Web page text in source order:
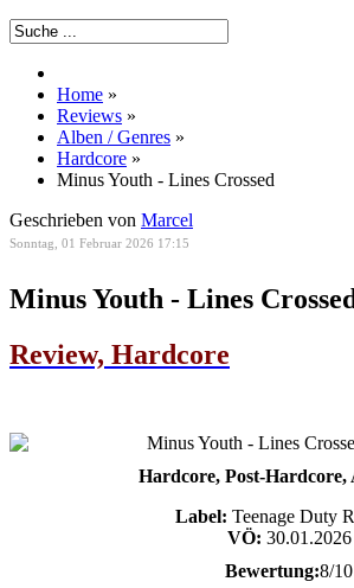
Home »
Reviews »
Alben / Genres »
Hardcore »
Minus Youth - Lines Crossed
Geschrieben von Marcel
Sonntag, 01 Februar 2026 17:15
Minus Youth - Lines
Review, Hardcore
Hardcore, Post-Hardcore,
Label: Teenage Duty
VÖ: 30.01.2026
Bewertung:8/10